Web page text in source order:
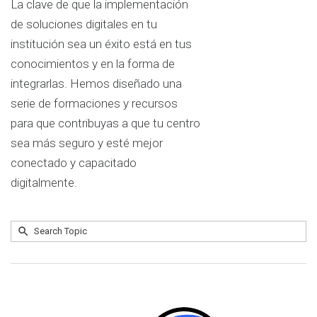
La clave de que la implementación
de soluciones digitales en tu
institución sea un éxito está en tus
conocimientos y en la forma de
integrarlas. Hemos diseñado una
serie de formaciones y recursos
para que contribuyas a que tu centro
sea más seguro y esté mejor
conectado y capacitado
digitalmente.
NoSearch
Submit